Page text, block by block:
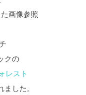
画像参照
クの
レスト
した。